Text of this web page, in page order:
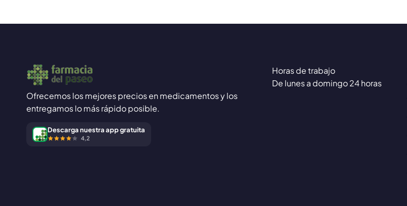
Ofrecemos los mejores precios en medicamentos y los
entregamos lo más rápido posible.
Descarga nuestra app gratuita
4,2
Horas de trabajo
De lunes a domingo 24 horas